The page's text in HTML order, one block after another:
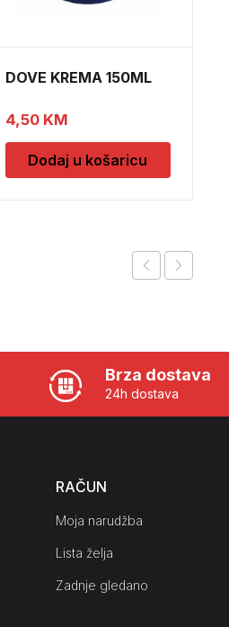
DOVE KREMA 150ML
4,50 KM
Dodaj u košaricu
Brza dostava
24h dostava
RAČUN
Moja narudžba
Lista želja
Zadnje gledano